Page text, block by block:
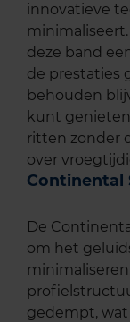
innovatieve
deze band
de prestaties
behouden
kunt
ritten zonder
over
Continental
De
om het
gedempt, wat